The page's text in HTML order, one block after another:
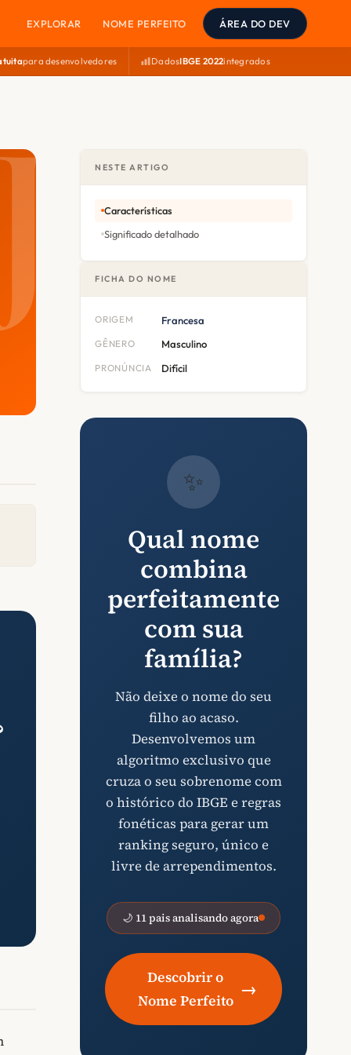
EXPLORAR NOME PERFEITO ÁREA DO DEV
para desenvolvedores DadosIBGE 2022integrados
NESTE ARTIGO
Características
Significado detalhado
FICHA DO NOME
ORIGEM Francesa
GÊNERO Masculino
PRONÚNCIA Difícil
✨
Qual nome
combina
perfeitamente
com sua
família?
Não deixe o nome do seu
filho ao acaso.
Desenvolvemos um
algoritmo exclusivo que
cruza o seu sobrenome com
o histórico do IBGE e regras
fonéticas para gerar um
ranking seguro, único e
livre de arrependimentos.
🌙 11 pais analisando agora
Descobrir o
Nome Perfeito
→